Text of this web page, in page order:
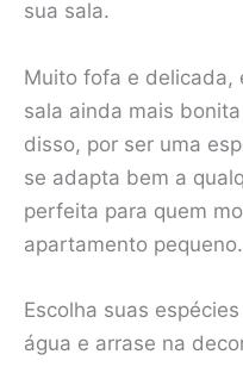
sua sala.
Muito fofa e delicada,
sala ainda mais
disso, por ser uma
se adapta bem a
perfeita para quem
apartamento pequeno.
Escolha suas
água e arrase na